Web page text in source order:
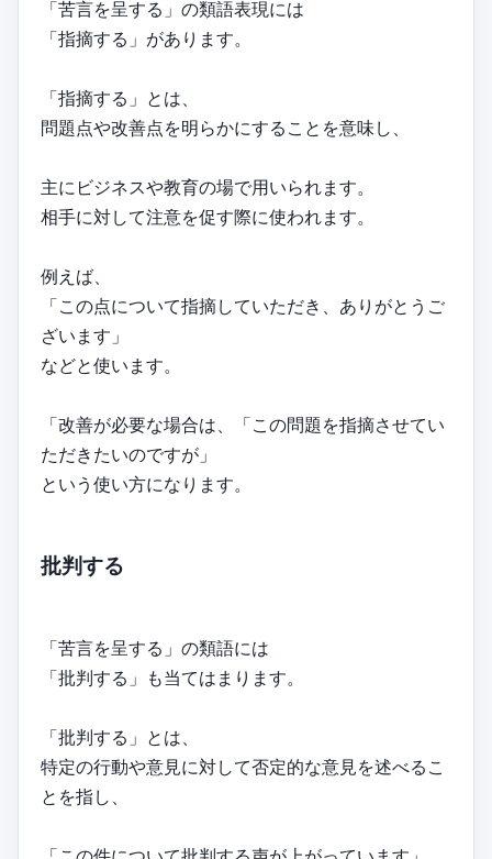
「苦言を呈する」の類語表現には
「指摘する」があります。
「指摘する」とは、
問題点や改善点を明らかにすることを意味し、
主にビジネスや教育の場で用いられます。
相手に対して注意を促す際に使われます。
例えば、
「この点について指摘していただき、ありがとうご
ざいます」
などと使います。
「改善が必要な場合は、「この問題を指摘させてい
ただきたいのですが」
という使い方になります。
批判する
「苦言を呈する」の類語には
「批判する」も当てはまります。
「批判する」とは、
特定の行動や意見に対して否定的な意見を述べるこ
とを指し、